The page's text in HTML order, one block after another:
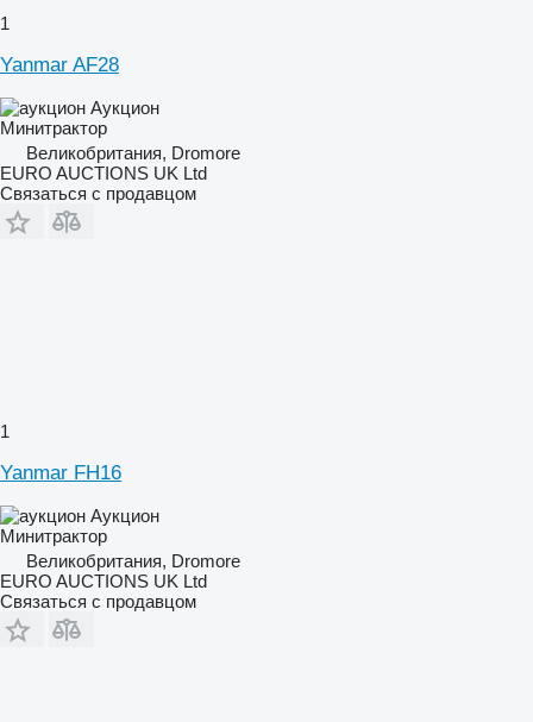
1
Yanmar AF28
Аукцион
Минитрактор
Великобритания, Dromore
EURO AUCTIONS UK Ltd
Связаться с продавцом
1
Yanmar FH16
Аукцион
Минитрактор
Великобритания, Dromore
EURO AUCTIONS UK Ltd
Связаться с продавцом